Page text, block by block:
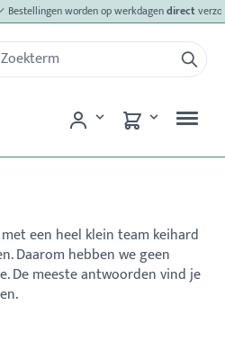
Bestellingen worden op werkdagendirect
een heel klein team keihard
Daarom hebben we geen
De meeste antwoorden vind je